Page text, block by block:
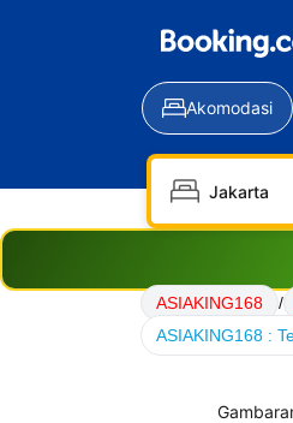
Akomodasi
ASIAKING168 /
ASIAKING168 :